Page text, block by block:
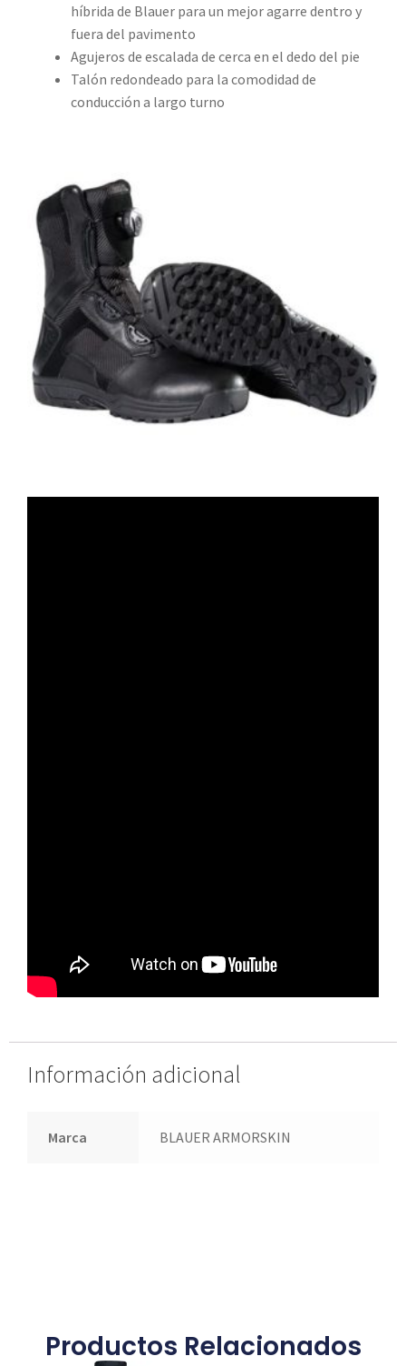
híbrida de Blauer para un mejor agarre dentro y
fuera del pavimento
Agujeros de escalada de cerca en el dedo del pie
Talón redondeado para la comodidad de
conducción a largo turno
Información adicional
Marca BLAUER ARMORSKIN
Productos Relacionados